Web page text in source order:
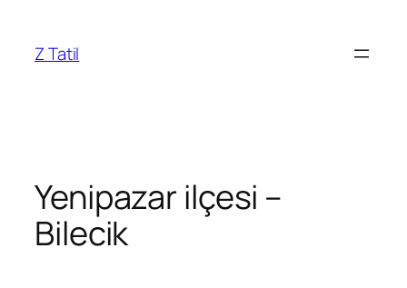
Z Tatil
Yenipazar ilçesi –
Bilecik